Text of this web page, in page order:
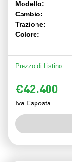
Modello:
Cambio:
Trazione:
Colore:
Prezzo di Listino
€42.400
Iva Esposta